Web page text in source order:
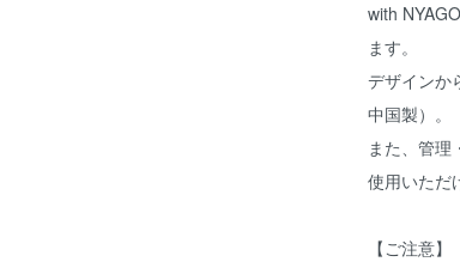
with
ます。
デザインか
中国製）。
また、管理
使用いただ
【ご注意】